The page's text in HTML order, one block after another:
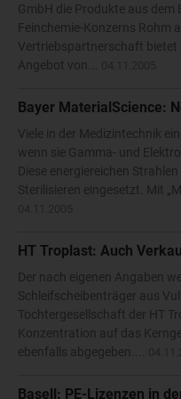
GmbH die Produkte aus
Feinchemie-Konzerns Rohm
Vertriebspartnerschaft bietet
Angebot von...
Bayer MaterialScience:
Viele in der Medizintechnik
wenn sie Gamma- und
Diese energiereichen
Sterilisieren eingesetzt. Mit
HT Troplast: Auch
Der nach eigenen Angaben
Schleifscheibenträger aus
Tochtergesellschaft der HT
Konzentration auf das
ebenfalls abgegeben....
Basell: PE-Lizenzen in